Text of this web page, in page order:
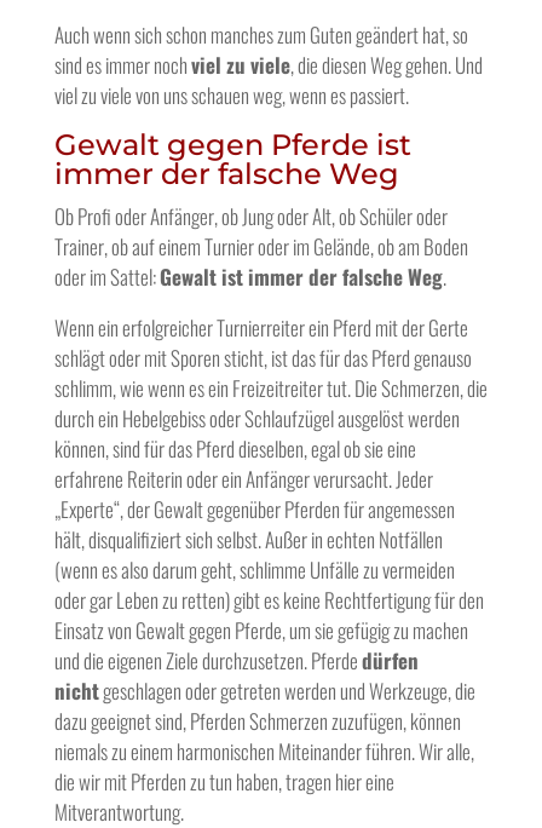
Auch wenn sich schon manches zum Guten geändert hat, so
sind es immer nochviel zu viele, die diesen Weg gehen. Und
viel zu viele von uns schauen weg, wenn es passiert.
Gewalt gegen Pferde ist
immer der falsche Weg
Ob Profi oder Anfänger, ob Jung oder Alt, ob Schüler oder
Trainer, ob auf einem Turnier oder im Gelände, ob am Boden
oder im Sattel:Gewalt ist immer der falsche Weg.
Wenn ein erfolgreicher Turnierreiter ein Pferd mit der Gerte
schlägt oder mit Sporen sticht, ist das für das Pferd genauso
schlimm, wie wenn es ein Freizeitreiter tut. Die Schmerzen, die
durch ein Hebelgebiss oder Schlaufzügel ausgelöst werden
können, sind für das Pferd dieselben, egal ob sie eine
erfahrene Reiterin oder ein Anfänger verursacht. Jeder
„Experte“, der Gewalt gegenüber Pferden für angemessen
hält, disqualifiziert sich selbst. Außer in echten Notfällen
(wenn es also darum geht, schlimme Unfälle zu vermeiden
oder gar Leben zu retten) gibt es keine Rechtfertigung für den
Einsatz von Gewalt gegen Pferde, um sie gefügig zu machen
und die eigenen Ziele durchzusetzen. Pferdedürfen
nichtgeschlagen oder getreten werden und Werkzeuge, die
dazu geeignet sind, Pferden Schmerzen zuzufügen, können
niemals zu einem harmonischen Miteinander führen. Wir alle,
die wir mit Pferden zu tun haben, tragen hier eine
Mitverantwortung.